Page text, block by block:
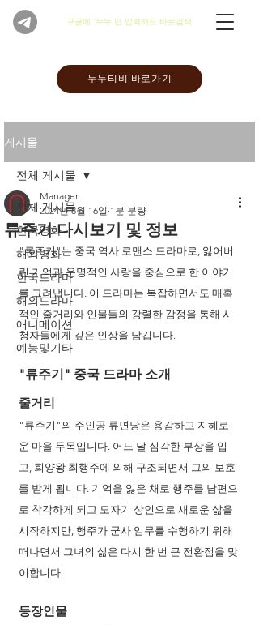
​구글에 '누누'만 입력해도 바로검색
누누티비 바로가기
게시물
전체 게시물
한국영화
해외영화
한국드라마
해외드라마
애니메이션
예능및기타
전체 게시물
류주기 다시보기 및 정보
Manager
2024년 8월 16일 1분 분량
"류주기"는 중국 역사 로맨스 드라마로, 잃어버
린 기억과 운명적인 사랑을 중심으로 한 이야기
를 그려냅니다. 이 드라마는 복잡하면서도 매혹
적인 줄거리와 인물들의 강렬한 감정을 통해 시
청자들에게 깊은 인상을 남깁니다.
"류주기" 중국 드라마 소개
줄거리
"류주기"의 주인공 류면당은 용감하고 지혜로
운 마을 두목입니다. 어느 날 심각한 부상을 입
고, 회양왕 최행주에 의해 구조되면서 그의 보호
를 받게 됩니다. 기억을 잃은 채로 행주를 남편으
로 착각하게 되고 도자기 상인으로 새로운 삶을
시작하지만, 행주가 군사 임무를 수행하기 위해
떠나면서 그녀의 삶은 다시 한 번 큰 전환점을 맞
이합니다.
등장인물